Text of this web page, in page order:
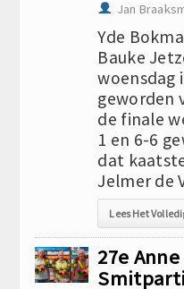
Jan
Yde
Bauke
woensdag
geworden
de finale
1 en 6-6
dat
Jelmer de
Lees Het
27e